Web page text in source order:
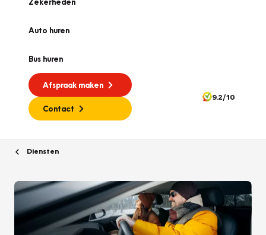
Auto huren
Bus huren
Afspraak maken
Contact
9.2/10
Diensten